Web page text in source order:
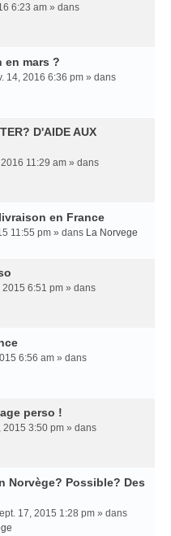
6:23 am » dans
en mars ?
14, 2016 6:36 pm » dans
D'AIDE AUX
11:29 am » dans
en France
11:55 pm » dans La Norvege
2015 6:51 pm » dans
6:56 am » dans
perso !
2015 3:50 pm » dans
Norvège? Possible? Des
17, 2015 1:28 pm » dans